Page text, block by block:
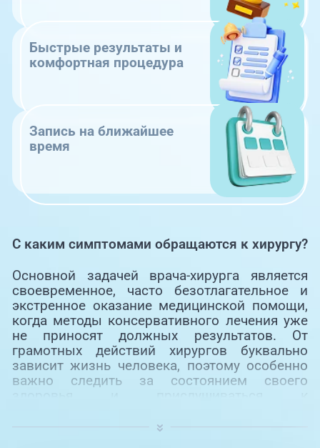
Быстрые результаты и
комфортная процедура
Запись на ближайшее
время
С каким симптомами обращаются к хирургу?
Основной задачей врача-хирурга является
своевременное, часто безотлагательное и
экстренное оказание медицинской помощи,
когда методы консервативного лечения уже
не приносят должных результатов. От
грамотных действий хирургов буквально
зависит жизнь человека, поэтому особенно
важно следить за состоянием своего
посещении данного доктора.